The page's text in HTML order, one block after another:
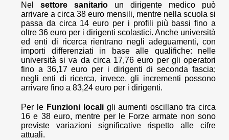
Nel settore sanitario un dirigente medico può
arrivare a circa 38 euro mensili, mentre nella scuola si
passa da circa 14 euro per i profili più bassi fino a
oltre 36 euro per i dirigenti scolastici. Anche università
ed enti di ricerca rientrano negli adeguamenti, con
importi differenziati in base alle qualifiche: nelle
università si va da circa 17,76 euro per gli operatori
fino a 36,17 euro per i dirigenti di seconda fascia;
negli enti di ricerca, invece, gli incrementi possono
arrivare fino a 83,24 euro per i dirigenti.
Per le Funzioni localigli aumenti oscillano tra circa
16 e 38 euro, mentre per le Forze armate non sono
previste variazioni significative rispetto alle cifre
attuali.